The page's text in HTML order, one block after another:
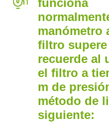
funciona
manómetro
filtro supere
recuerde al
el filtro a
m de
método de
siguiente: